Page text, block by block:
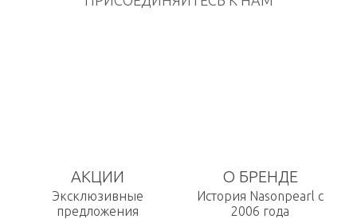
АКЦИИ
Эксклюзивные
предложения
О БРЕНДЕ
История Nasonpearl с
2006 года